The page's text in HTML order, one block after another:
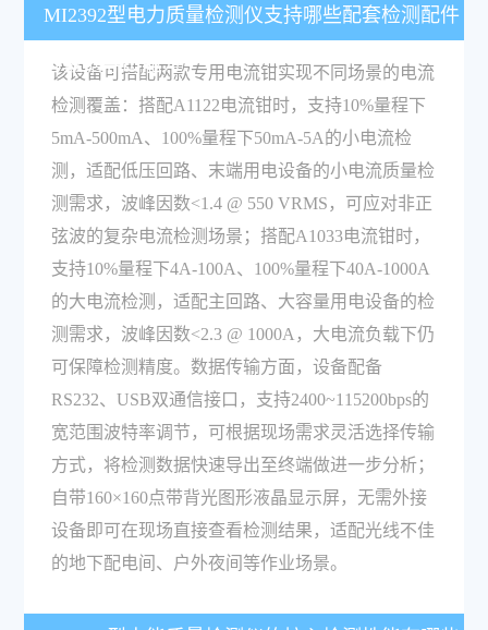
MI2392型电力质量检测仪支持哪些配套检测配件
与数据导出能力？
该设备可搭配两款专用电流钳实现不同场景的电流
检测覆盖：搭配A1122电流钳时，支持10%量程下
5mA-500mA、100%量程下50mA-5A的小电流检
测，适配低压回路、末端用电设备的小电流质量检
测需求，波峰因数<1.4 @ 550 VRMS，可应对非正
弦波的复杂电流检测场景；搭配A1033电流钳时，
支持10%量程下4A-100A、100%量程下40A-1000A
的大电流检测，适配主回路、大容量用电设备的检
测需求，波峰因数<2.3 @ 1000A，大电流负载下仍
可保障检测精度。数据传输方面，设备配备
RS232、USB双通信接口，支持2400~115200bps的
宽范围波特率调节，可根据现场需求灵活选择传输
方式，将检测数据快速导出至终端做进一步分析；
自带160×160点带背光图形液晶显示屏，无需外接
设备即可在现场直接查看检测结果，适配光线不佳
的地下配电间、户外夜间等作业场景。